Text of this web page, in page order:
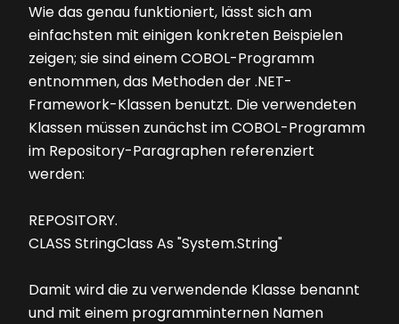
Wie das genau funktioniert, lässt sich am
einfachsten mit einigen konkreten Beispielen
zeigen; sie sind einem COBOL-Programm
entnommen, das Methoden der .NET-
Framework-Klassen benutzt. Die verwendeten
Klassen müssen zunächst im COBOL-Programm
im Repository-Paragraphen referenziert
werden:
REPOSITORY.
CLASS StringClass As "System.String"
Damit wird die zu verwendende Klasse benannt
und mit einem programminternen Namen